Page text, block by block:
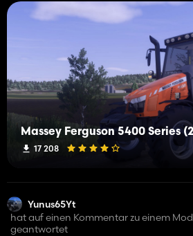
17 208
Yunus65Yt
hat auf einen Kommentar zu einem Mod
geantwortet